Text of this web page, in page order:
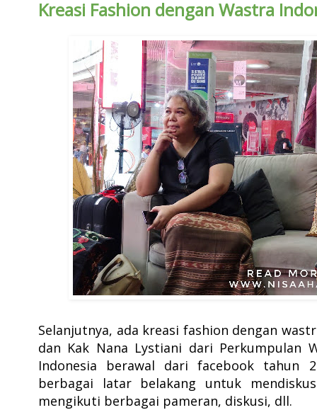
Kreasi Fashion dengan Wastra
Selanjutnya, ada kreasi fashion dengan
dan Kak Nana Lystiani dari Perkumpulan
Indonesia berawal dari facebook tahun
berbagai latar belakang untuk
mengikuti berbagai pameran, diskusi, dll.